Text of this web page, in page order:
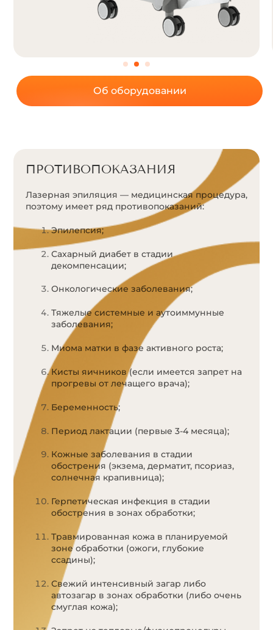
Об оборудовании
ПРОТИВОПОКАЗАНИЯ
Лазерная эпиляция — медицинская процедура,
поэтому имеет ряд противопоказаний:
Эпилепсия;
Сахарный диабет в стадии
декомпенсации;
Онкологические заболевания;
Тяжелые системные и аутоиммунные
заболевания;
Миома матки в фазе активного роста;
Кисты яичников (если имеется запрет на
прогревы от лечащего врача);
Беременность;
Период лактации (первые 3-4 месяца);
Кожные заболевания в стадии
обострения (экзема, дерматит, псориаз,
солнечная крапивница);
Герпетическая инфекция в стадии
обострения в зонах обработки;
Травмированная кожа в планируемой
зоне обработки (ожоги, глубокие
ссадины);
Свежий интенсивный загар либо
автозагар в зонах обработки (либо очень
смуглая кожа);